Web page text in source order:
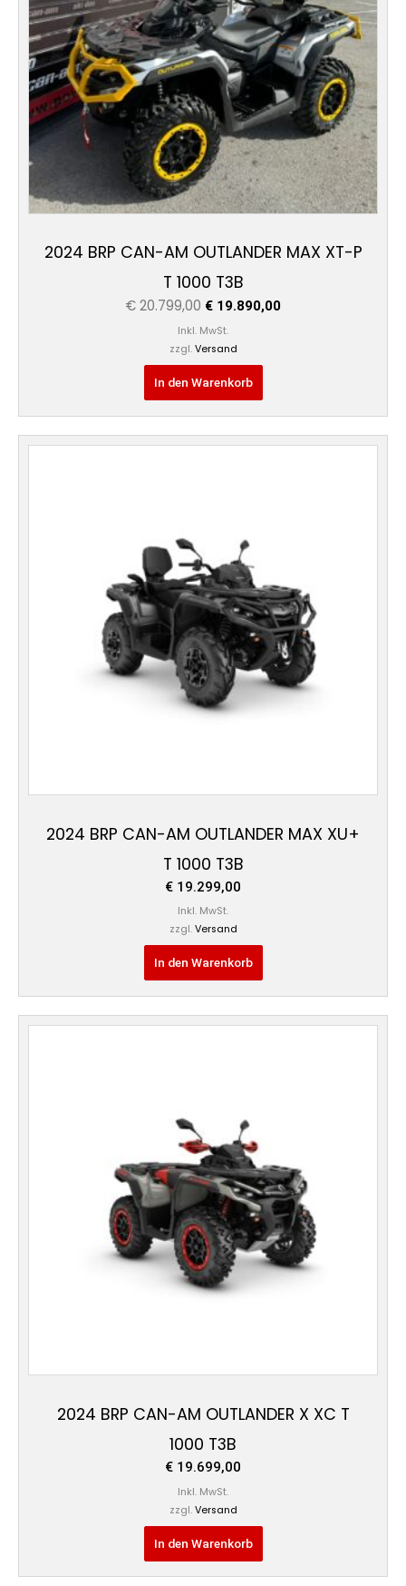
2024 BRP CAN-AM OUTLANDER MAX XT-P
T 1000 T3B
€20.799,00 € 19.890,00
Inkl. MwSt.
zzgl. Versand
In den Warenkorb
2024 BRP CAN-AM OUTLANDER MAX XU+
T 1000 T3B
€ 19.299,00
Inkl. MwSt.
zzgl. Versand
In den Warenkorb
2024 BRP CAN-AM OUTLANDER X XC T
1000 T3B
€ 19.699,00
Inkl. MwSt.
zzgl. Versand
In den Warenkorb